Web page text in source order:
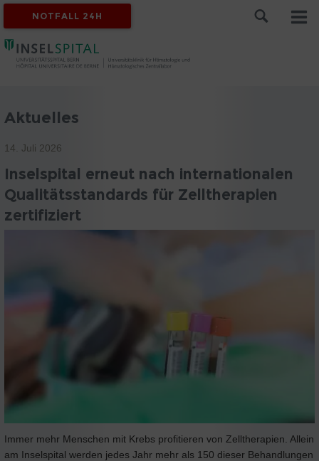
NOTFALL 24H
Aktuelles
14. Juli 2026
Inselspital erneut nach internationalen
Qualitätsstandards für Zelltherapien
zertifiziert
Immer mehr Menschen mit Krebs profitieren von Zelltherapien. Allein
am Inselspital werden jedes Jahr mehr als 150 dieser Behandlungen